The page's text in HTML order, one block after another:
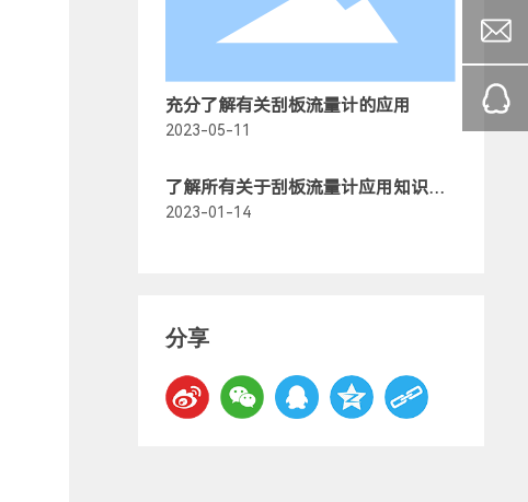
充分了解有关刮板流量计的应用
2023-05-11
了解所有关于刮板流量计应用知识大
全
2023-01-14
分享